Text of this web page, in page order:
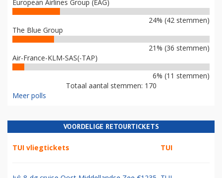
European Airlines Group (EAG)
24% (42 stemmen)
The Blue Group
21% (36 stemmen)
Air-France-KLM-SAS(-TAP)
6% (11 stemmen)
Totaal aantal stemmen: 170
Meer polls
VOORDELIGE RETOURTICKETS
TUI vliegtickets TUI